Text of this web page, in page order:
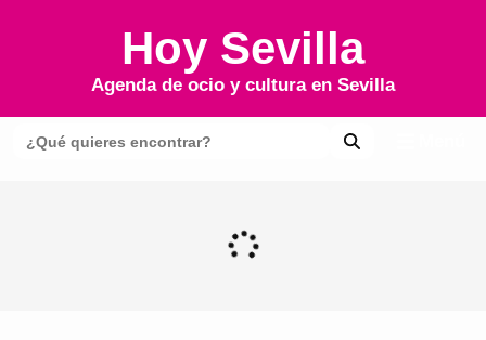
Hoy Sevilla
Agenda de ocio y cultura en Sevilla